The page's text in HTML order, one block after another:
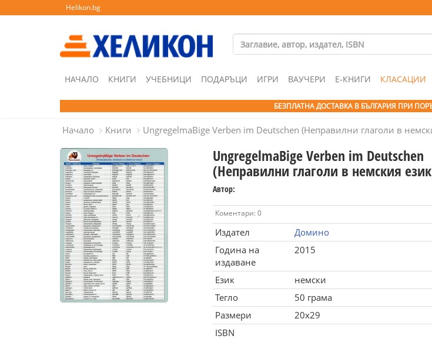
Helikon.bg
НАЧАЛО КНИГИ УЧЕБНИЦИ ПОДАРЪЦИ ИГРИ ВАУЧЕРИ Е-КНИГИ КЛАСАЦИИ
БЕЗПЛАТНА ДОСТАВКА В БЪЛГАРИЯ ПРИ
Начало Книги UngregelmaВige Verben im Deutschen (Неправилни глаголи в
UngregelmaВige Verben im Deutschen
(Неправилни глаголи в немския
Автор:
Коментари: 0
Издател
Домино
Година на
издаване
2015
Език
немски
Тегло
50 грама
Размери
20x29
ISBN